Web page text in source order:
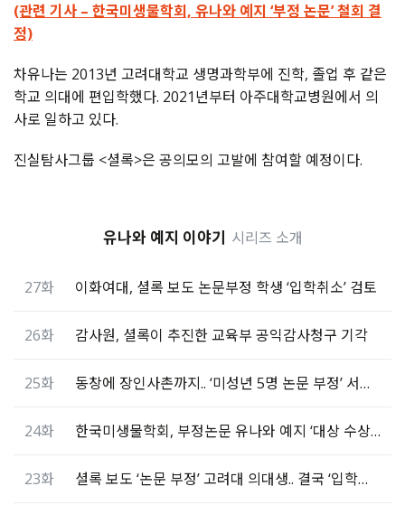
(관련 기사 – 한국미생물학회, 유나와 예지 ‘부정 논문’ 철회 결
정)
차유나는 2013년 고려대학교 생명과학부에 진학, 졸업 후 같은
학교 의대에 편입학했다. 2021년부터 아주대학교병원에서 의
사로 일하고 있다.
진실탐사그룹 <셜록>은 공의모의 고발에 참여할 예정이다.
유나와 예지 이야기 시리즈 소개
27화 이화여대, 셜록 보도 논문부정 학생 ‘입학취소’ 검토
26화 감사원, 셜록이 추진한 교육부 공익감사청구 기각
25화 동창에 장인사촌까지.. ‘미성년 5명 논문 부정’ 서울대 교수
24화 한국미생물학회, 부정논문 유나와 예지 ‘대상 수상’ 취소
23화 셜록 보도 ‘논문 부정’ 고려대 의대생.. 결국 ‘입학취소’